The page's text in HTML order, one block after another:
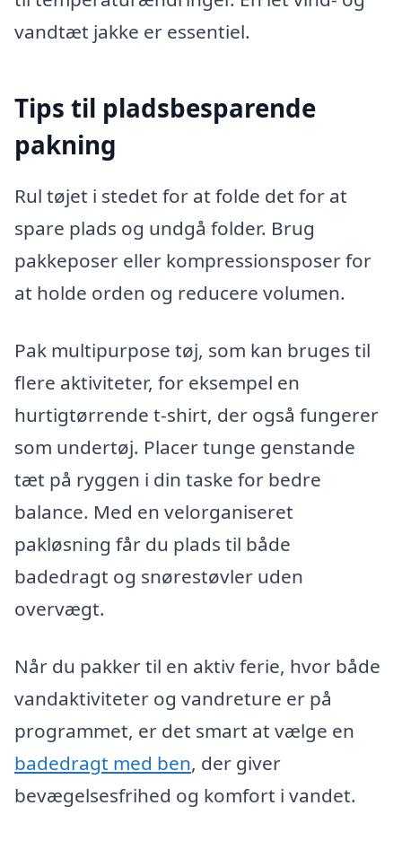
vandtæt jakke er essentiel.
Tips til pladsbesparende
pakning
Rul tøjet i stedet for at folde det for at
spare plads og undgå folder. Brug
pakkeposer eller kompressionsposer for
at holde orden og reducere volumen.
Pak multipurpose tøj, som kan bruges til
flere aktiviteter, for eksempel en
hurtigtørrende t-shirt, der også fungerer
som undertøj. Placer tunge genstande
tæt på ryggen i din taske for bedre
balance. Med en velorganiseret
pakløsning får du plads til både
badedragt og snørestøvler uden
overvægt.
Når du pakker til en aktiv ferie, hvor både
vandaktiviteter og vandreture er på
programmet, er det smart at vælge en
badedragt med ben, der giver
bevægelsesfrihed og komfort i vandet.